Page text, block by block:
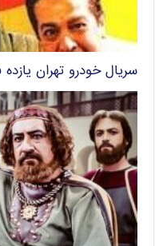
سریال خودرو تهران یازده ۱۳۷۵